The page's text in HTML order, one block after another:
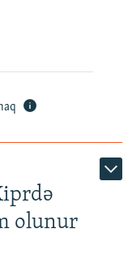
olunur